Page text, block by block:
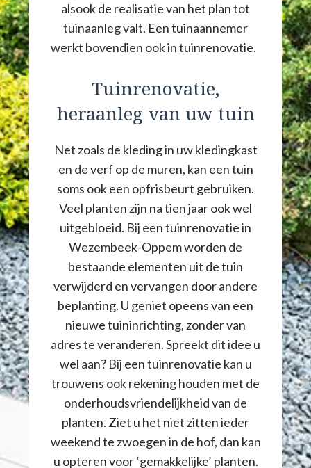
alsook de realisatie van het plan tot
tuinaanleg valt. Een tuinaannemer
werkt bovendien ook in tuinrenovatie.
Tuinrenovatie,
heraanleg van uw tuin
Net zoals de kleding in uw kledingkast
en de verf op de muren, kan een tuin
soms ook een opfrisbeurt gebruiken.
Veel planten zijn na tien jaar ook wel
uitgebloeid. Bij een tuinrenovatie in
Wezembeek-Oppem worden de
bestaande elementen uit de tuin
verwijderd en vervangen door andere
beplanting. U geniet opeens van een
nieuwe tuininrichting, zonder van
adres te veranderen. Spreekt dit idee u
wel aan? Bij een tuinrenovatie kan u
trouwens ook rekening houden met de
onderhoudsvriendelijkheid van de
planten. Ziet u het niet zitten ieder
weekend te zwoegen in de hof, dan kan
u opteren voor ‘gemakkelijke’ planten.